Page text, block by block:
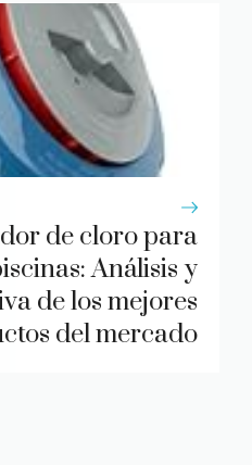
de cloro para
Análisis y
de los mejores
del mercado